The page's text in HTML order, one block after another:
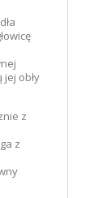
obły
z
z